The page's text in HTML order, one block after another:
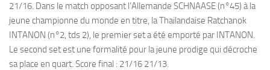
21/16. Dans le match opposant l’Allemande SCHNAASE (n°45) à la
jeune championne du monde en titre, la Thailandaise Ratchanok
INTANON (n°2, tds 2), le premier set a été emporté par INTANON.
Le second set est une formalité pour la jeune prodige qui décroche
sa place en quart. Score final : 21/16 21/13.